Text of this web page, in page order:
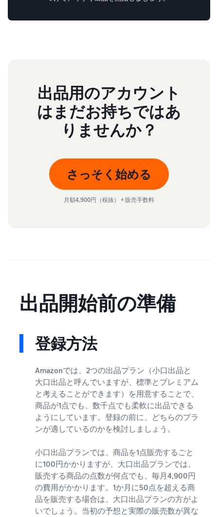
出品用のアカウント
はまだお持ちではあ
りませんか？
さっそく始める
月額4,900円（税抜） + 販売手数料
出品開始前の準備
登録方法
Amazonでは、2つの出品プラン（小口出品と
大口出品と呼んでいますが、標準とプレミアム
と考えることができます）を用意することで、
商品が1点でも、数千点でも柔軟に出品できる
ようにしています。登録の前に、どちらのプラ
ンが適しているのかを検討しましょう。
小口出品プランでは、商品を1点販売するごと
に100円かかりますが、大口出品プランでは、
販売する商品の点数が何点でも、毎月4,900円
の費用がかかります。1か月に50点を超える商
品を販売する場合は、大口出品プランの方がよ
いでしょう。当初の予想と実際の販売数が異な